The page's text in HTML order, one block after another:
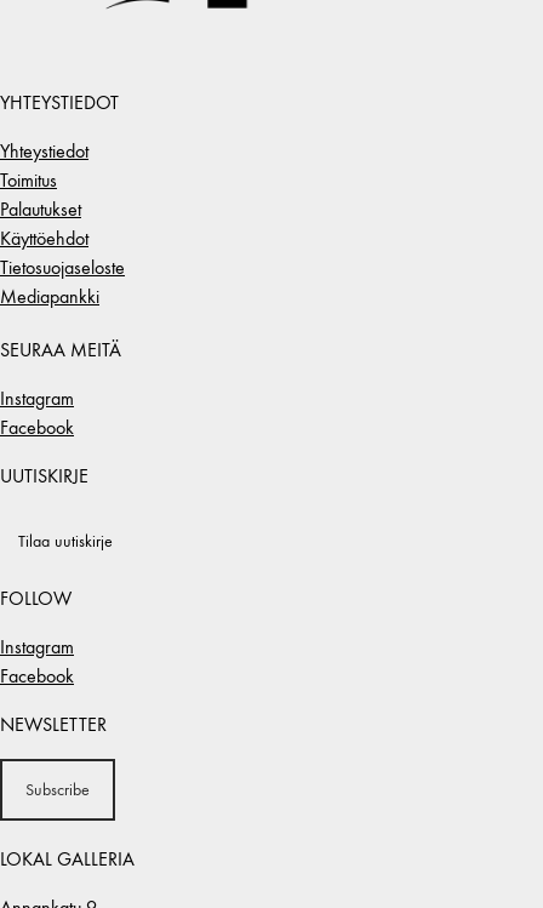
YHTEYSTIEDOT
Yhteystiedot
Toimitus
Palautukset
Käyttöehdot
Tietosuojaseloste
Mediapankki
SEURAA MEITÄ
Instagram
Facebook
UUTISKIRJE
Tilaa uutiskirje
FOLLOW
Instagram
Facebook
NEWSLETTER
Subscribe
LOKAL GALLERIA